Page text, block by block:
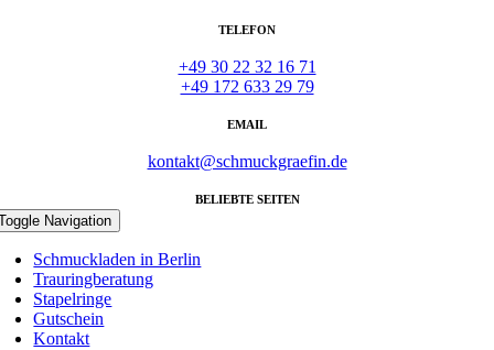
TELEFON
+49 30 22 32 16 71
+49 172 633 29 79
EMAIL
kontakt@schmuckgraefin.de
BELIEBTE SEITEN
Navigation
Schmuckladen in Berlin
Trauringberatung
Stapelringe
Gutschein
Kontakt